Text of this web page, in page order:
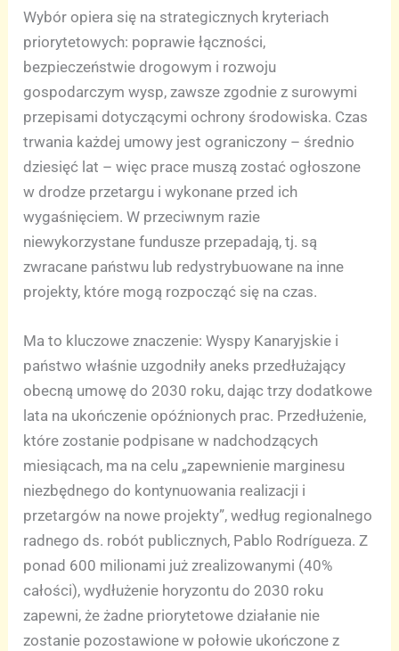
Wybór opiera się na strategicznych kryteriach
priorytetowych: poprawie łączności,
bezpieczeństwie drogowym i rozwoju
gospodarczym wysp, zawsze zgodnie z surowymi
przepisami dotyczącymi ochrony środowiska. Czas
trwania każdej umowy jest ograniczony – średnio
dziesięć lat – więc prace muszą zostać ogłoszone
w drodze przetargu i wykonane przed ich
wygaśnięciem. W przeciwnym razie
niewykorzystane fundusze przepadają, tj. są
zwracane państwu lub redystrybuowane na inne
projekty, które mogą rozpocząć się na czas.
Ma to kluczowe znaczenie: Wyspy Kanaryjskie i
państwo właśnie uzgodniły aneks przedłużający
obecną umowę do 2030 roku, dając trzy dodatkowe
lata na ukończenie opóźnionych prac. Przedłużenie,
które zostanie podpisane w nadchodzących
miesiącach, ma na celu „zapewnienie marginesu
niezbędnego do kontynuowania realizacji i
przetargów na nowe projekty”, według regionalnego
radnego ds. robót publicznych, Pablo Rodrígueza. Z
ponad 600 milionami już zrealizowanymi (40%
całości), wydłużenie horyzontu do 2030 roku
zapewni, że żadne priorytetowe działanie nie
zostanie pozostawione w połowie ukończone z